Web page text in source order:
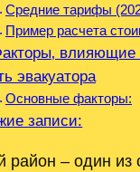
Средние тарифы
Пример расчета
влияющие
эвакуатора
Основные факторы:
записи:
район – один из